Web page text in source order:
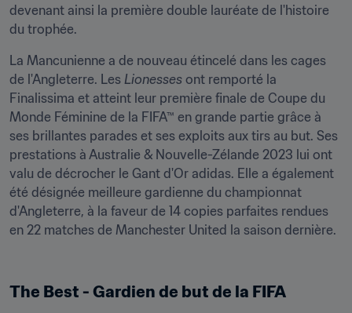
devenant ainsi la première double lauréate de l'histoire
du trophée.
La Mancunienne a de nouveau étincelé dans les cages
de l'Angleterre. Les Lionesses ont remporté la
Finalissima et atteint leur première finale de Coupe du
Monde Féminine de la FIFA™ en grande partie grâce à
ses brillantes parades et ses exploits aux tirs au but. Ses
prestations à Australie & Nouvelle-Zélande 2023 lui ont
valu de décrocher le Gant d'Or adidas. Elle a également
été désignée meilleure gardienne du championnat
d'Angleterre, à la faveur de 14 copies parfaites rendues
en 22 matches de Manchester United la saison dernière.
The Best - Gardien de but de la FIFA